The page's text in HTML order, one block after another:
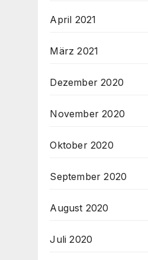
April 2021
März 2021
Dezember 2020
November 2020
Oktober 2020
September 2020
August 2020
Juli 2020